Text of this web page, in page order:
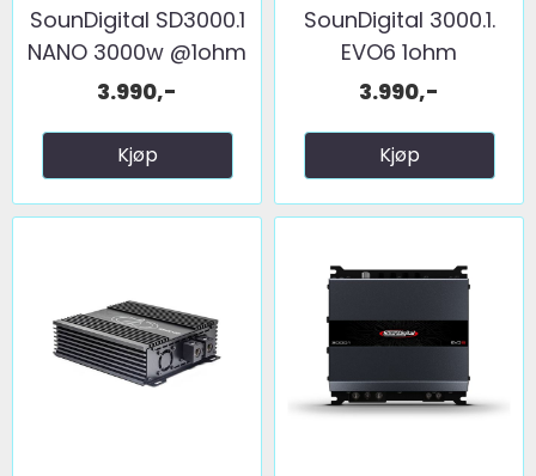
SounDigital SD3000.1
NANO 3000w @1ohm
3.990,-
Kjøp
SounDigital 3000.1.
EVO6 1ohm
3.990,-
Kjøp